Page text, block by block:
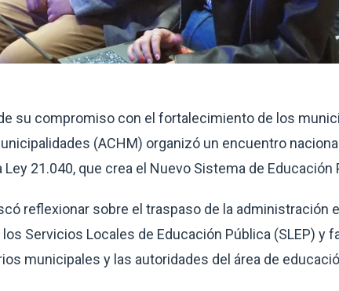
su compromiso con el fortalecimiento de los
(ACHM) organizó un encuentro
21.040, que crea el Nuevo Sistema de Educación
reflexionar sobre el traspaso de la administración
Servicios Locales de Educación Pública (SLEP) y
municipales y las autoridades del área de